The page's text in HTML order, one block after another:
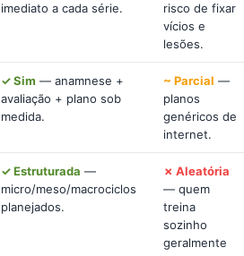
imediato a cada série.
risco de fixar
vícios e
lesões.
✓ Sim — anamnese +
avaliação + plano sob
medida.
~ Parcial —
planos
genéricos de
internet.
✓ Estruturada —
micro/meso/macrociclos
planejados.
✗ Aleatória
— quem
treina
sozinho
geralmente